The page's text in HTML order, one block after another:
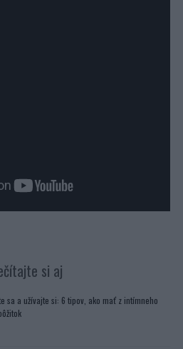
si aj
sa a užívajte si: 6 tipov, ako mať z intímneho